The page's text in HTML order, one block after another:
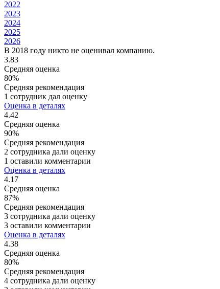
2022
2023
2024
2025
2026
В 2018 году никто не оценивал компанию.
3.83
Средняя оценка
80%
Средняя рекомендация
1 сотрудник дал оценку
Оценка в деталях
4.42
Средняя оценка
90%
Средняя рекомендация
2 сотрудника дали оценку
1 оставили комментарии
Оценка в деталях
4.17
Средняя оценка
87%
Средняя рекомендация
3 сотрудника дали оценку
3 оставили комментарии
Оценка в деталях
4.38
Средняя оценка
80%
Средняя рекомендация
4 сотрудника дали оценку